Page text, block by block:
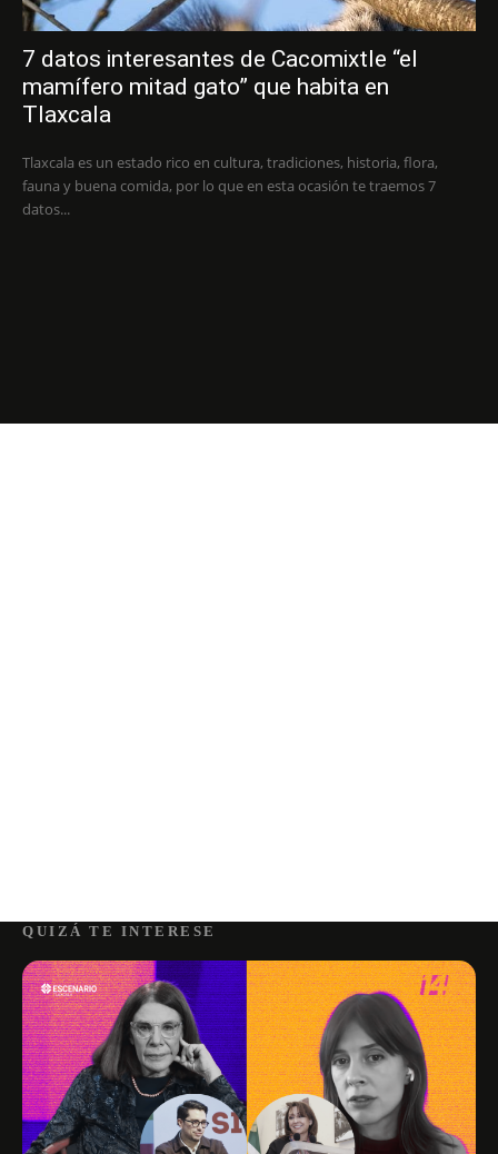
7 datos interesantes de Cacomixtle “el
mamífero mitad gato” que habita en
Tlaxcala
Tlaxcala es un estado rico en cultura, tradiciones, historia, flora,
fauna y buena comida, por lo que en esta ocasión te traemos 7
datos...
QUIZÁ TE INTERESE